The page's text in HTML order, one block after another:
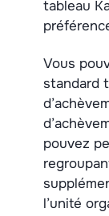
tableau
Vous
standard
pouvez
l’unité